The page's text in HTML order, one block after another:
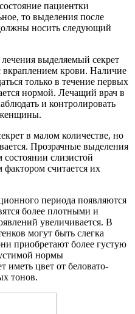
пациентки
то выделения после
носить следующий
выделяемый секрет
крови. Наличие
только в течение первых
нормой. Лечащий врач в
и контролировать
в малом количестве, но
Прозрачные выделения
состоянии слизистой
считается их
периода появляются
более плотными и
увеличивается. В
могут быть слегка
приобретают более густую
нормы
иметь цвет от беловато-
тонов.